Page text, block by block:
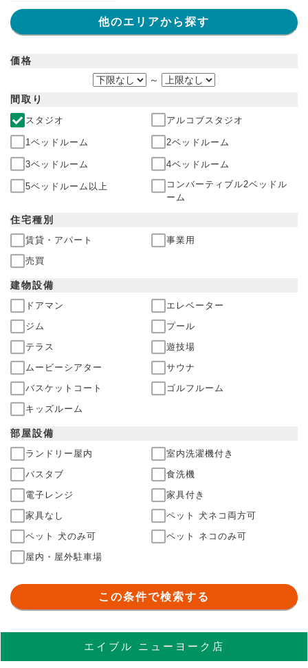
他のエリアから探す
価格
～
間取り
スタジオ アルコブスタジオ
1ベッドルーム 2ベッドルーム
3ベッドルーム 4ベッドルーム
5ベッドルーム以上
コンバーティブル2ベッドル
ーム
住宅種別
賃貸・アパート
事業用
売買
建物設備
ドアマン
エレベーター
ジム
プール
テラス
遊技場
ムービーシアター
サウナ
バスケットコート
ゴルフルーム
キッズルーム
部屋設備
ランドリー屋内
室内洗濯機付き
バスタブ
食洗機
電子レンジ
家具付き
家具なし
ペット 犬ネコ両方可
ペット 犬のみ可
ペット ネコのみ可
屋内・屋外駐車場
この条件で検索する
エイブル ニューヨーク店